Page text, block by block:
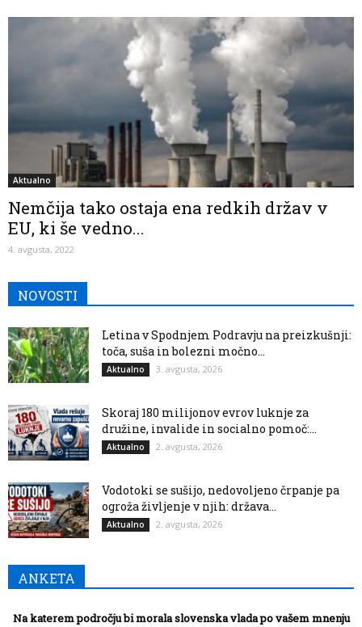
Aktualno
Nemčija tako ostaja ena redkih držav v
EU, ki še vedno...
4. avgusta, 2022
NOVOSTI
Letina v Spodnjem Podravju na preizkušnji:
toča, suša in bolezni močno...
Aktualno 3. avgusta, 2026
Skoraj 180 milijonov evrov luknje za
družine, invalide in socialno pomoč:...
Aktualno 2. avgusta, 2026
Vodotoki se sušijo, nedovoljeno črpanje pa
ogroža življenje v njih: država...
Aktualno 2. avgusta, 2026
ANKETA
Na katerem področju bi morala slovenska vlada po vašem mnenju